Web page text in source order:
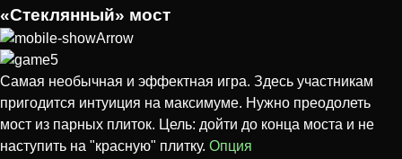
«Стеклянный» мост
Cамая необычная и эффектная игра. Здесь участникам
пригодится интуиция на максимуме. Нужно преодолеть
мост из парных плиток. Цель: дойти до конца моста и не
наступить на "красную" плитку. Опция